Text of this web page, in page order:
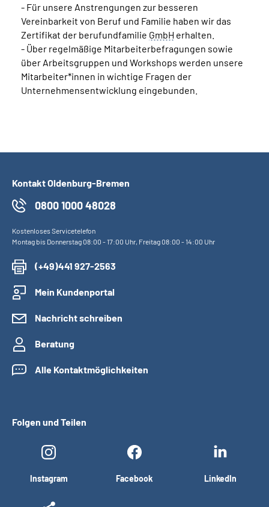
- Für unsere Anstrengungen zur besseren
Vereinbarkeit von Beruf und Familie haben wir das
Zertifikat der berufundfamilie GmbH erhalten.
- Über regelmäßige Mitarbeiterbefragungen sowie
über Arbeitsgruppen und Workshops werden unsere
Mitarbeiter*innen in wichtige Fragen der
Unternehmensentwicklung eingebunden.
Kontakt Oldenburg-Bremen
0800 1000 48028
Kostenloses Servicetelefon
Montag bis Donnerstag 08:00 - 17:00 Uhr, Freitag 08:00 - 14:00 Uhr
(+49)441 927-2563
Mein Kundenportal
Nachricht schreiben
Beratung
Alle Kontaktmöglichkeiten
Folgen und Teilen
Instagram Facebook LinkedIn